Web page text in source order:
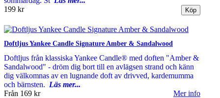
199 kr
Doftljus Yankee Candle Signature Amber & Sandalwood
Doftljus från klassiska Yankee Candle® med doften "Amber &
Sandalwood" - dröm dig bort till en avlägsen strand och känn
dig välkomnas av en lugnande doft av drivved, kardemumma
och bärnsten. Läs mer...
Från 169 kr Mer info